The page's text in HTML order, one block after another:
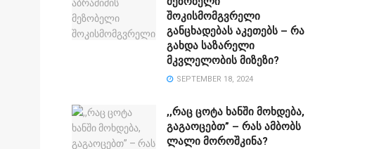
შოკისმომგვრელი
განცხადებას აკეთებს – რა
გახდა საზარელი
მკვლელობის მიზეზი?
SEPTEMBER 18, 2024
,,რაც ცოტა ხანში მოხდება,
გაგაოცებთ” – რას ამბობს
ლალი მოროშკინა?